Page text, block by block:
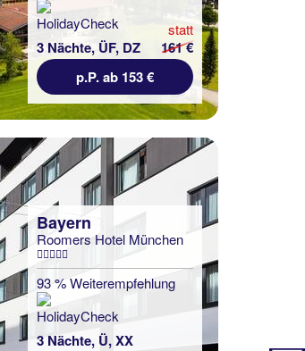
3 Nächte, ÜF, DZ
statt
161 €
p.P. ab 153 €
Bayern
Roomers Hotel München
93 % Weiterempfehlung
3 Nächte, Ü, XX